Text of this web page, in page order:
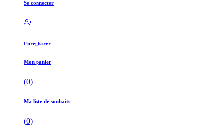
Se connecter
Enregistrer
Mon panier
(0)
Ma liste de souhaits
(0)